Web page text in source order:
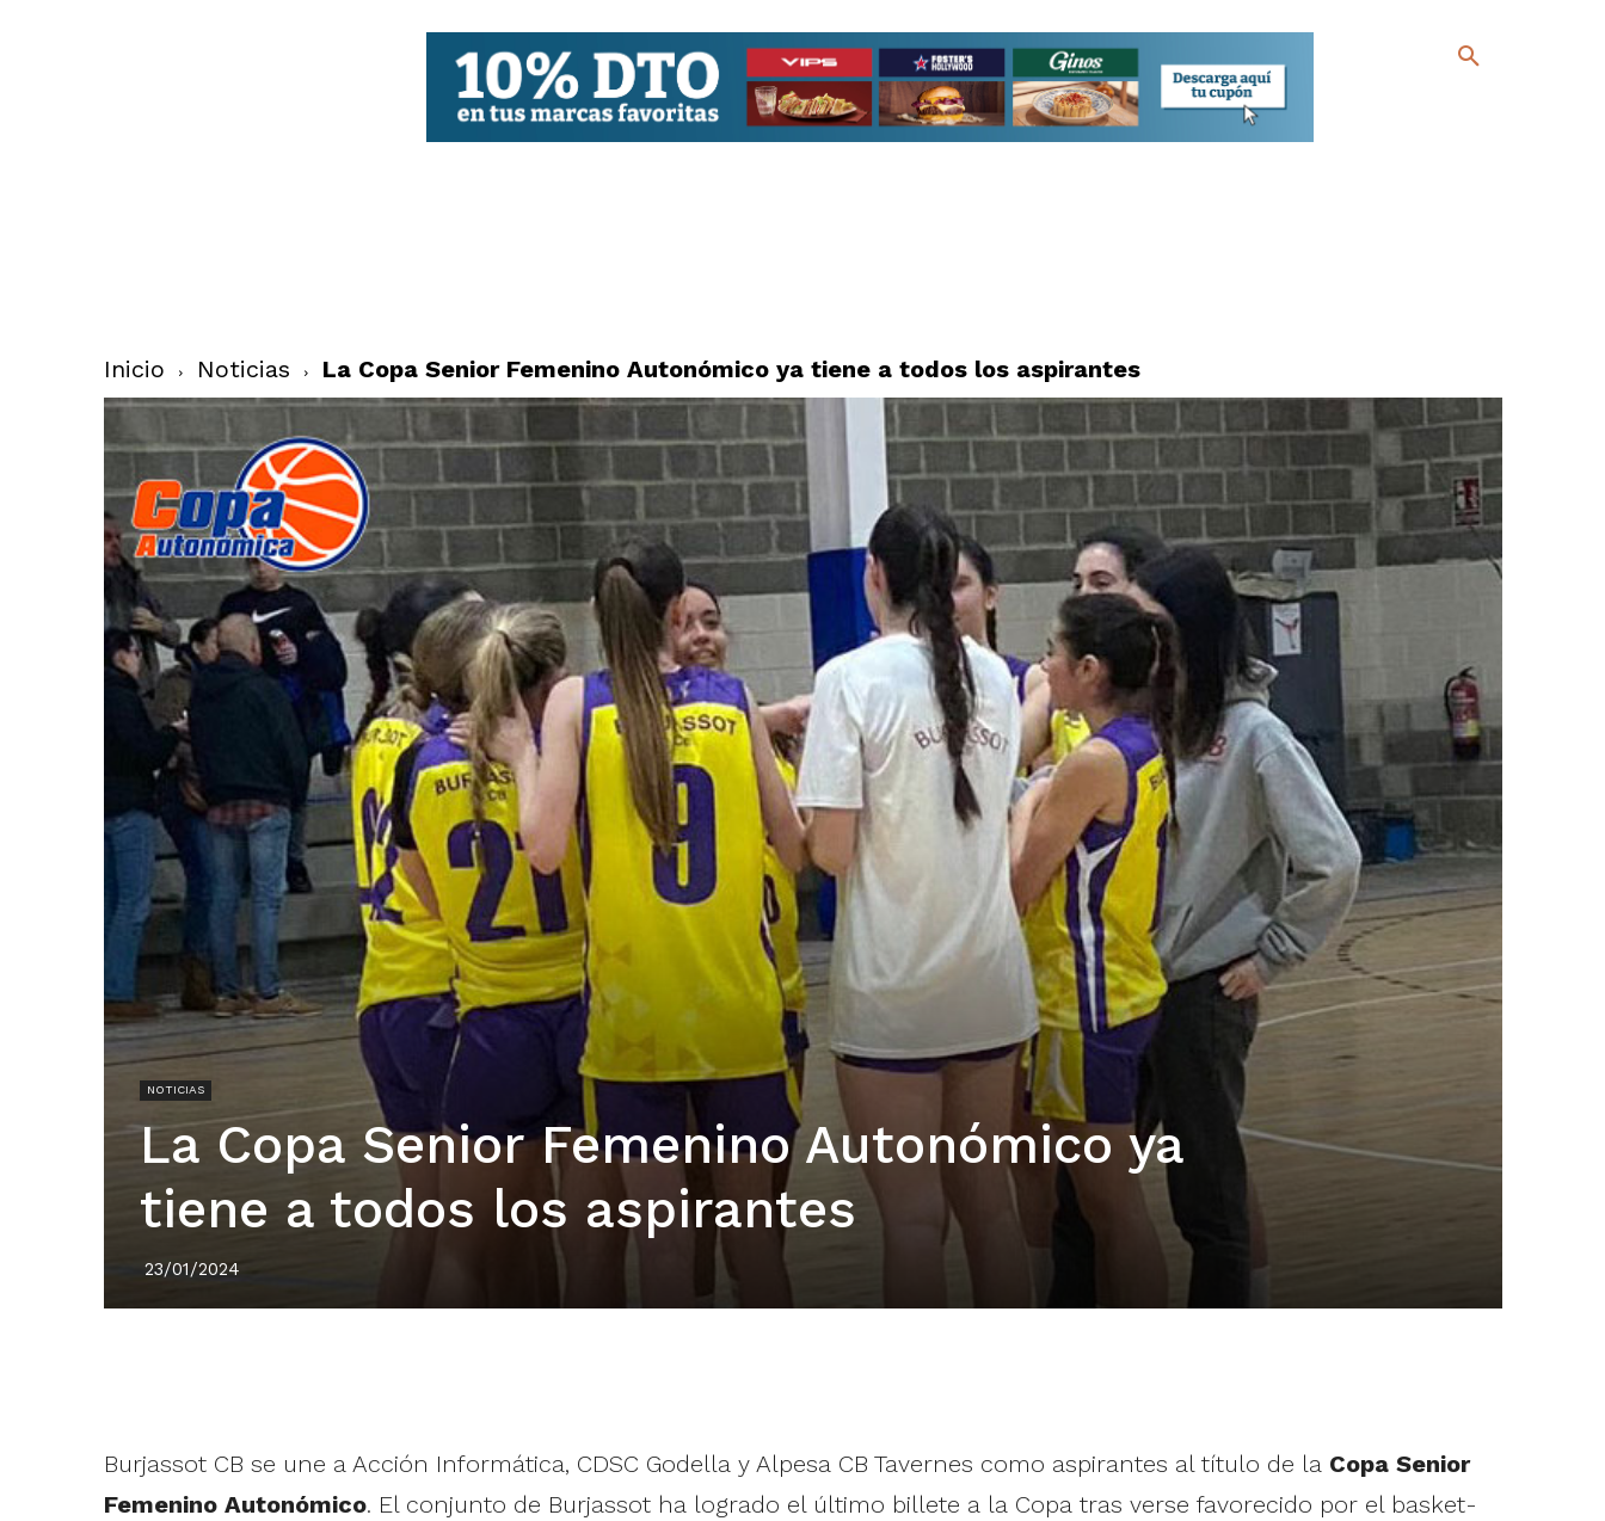
Inicio Noticias La Copa Senior Femenino Autonómico ya tiene a todos los aspirantes
NOTICIAS
La Copa Senior Femenino Autonómico ya
tiene a todos los aspirantes
23/01/2024
Burjassot CB se une a Acción Informática, CDSC Godella y Alpesa CB Tavernes como aspirantes al título de la Copa Senior
Femenino Autonómico. El conjunto de Burjassot ha logrado el último billete a la Copa tras verse favorecido por el basket-